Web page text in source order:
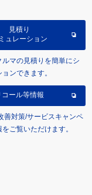
見積り
ュレーション
ルマの見積りを簡単にシ
ンできます。
コール等情報
善対策/サービスキャンペ
ご覧いただけます。